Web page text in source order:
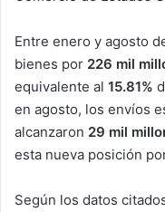
Entre enero y agosto
bienes por 226 mil
equivalente al 15.81%
en agosto, los envíos
alcanzaron 29 mil
esta nueva posición
Según los datos